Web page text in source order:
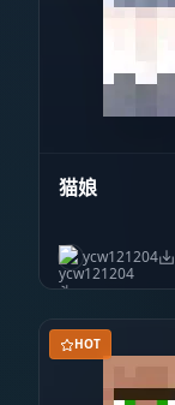
猫娘
ycw121204
HOT